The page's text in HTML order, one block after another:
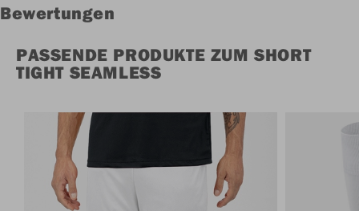
Bewertungen
PASSENDE PRODUKTE ZUM SHORT
TIGHT SEAMLESS